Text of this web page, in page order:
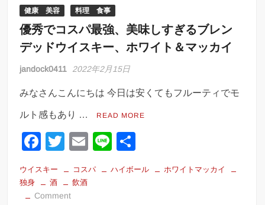
を
揃
え
て
適
な
冬
生
を
ま
せ
ん
健康 美容 料理 食事
優秀でコスパ最強、美味しすぎるブレン
デッドウイスキー、ホワイト＆マッカイ
jandock0411 2022年2月15日
みなさんこんにちは 今日は安くてもフルーティでモ
ルト感もあり … READ MORE
F
c
e
T
tt
er
E
ail
Li
e
ウイスキー コスパ ハイボール
ホワイトマッカイ
独身
酒 飲酒
Commenton